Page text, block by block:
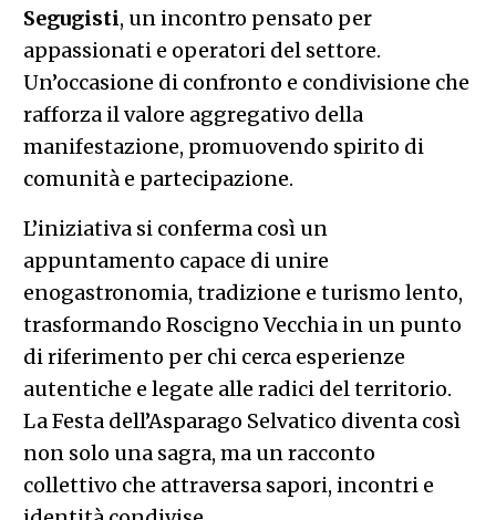
Segugisti, un incontro pensato per
appassionati e operatori del settore.
Un’occasione di confronto e condivisione che
rafforza il valore aggregativo della
manifestazione, promuovendo spirito di
comunità e partecipazione.
L’iniziativa si conferma così un
appuntamento capace di unire
enogastronomia, tradizione e turismo lento,
trasformando Roscigno Vecchia in un punto
di riferimento per chi cerca esperienze
autentiche e legate alle radici del territorio.
La Festa dell’Asparago Selvatico diventa così
non solo una sagra, ma un racconto
collettivo che attraversa sapori, incontri e